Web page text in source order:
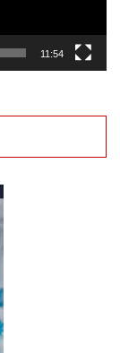
11:54